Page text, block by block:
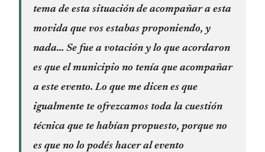
tema de esta situación de acompañar a esta
movida que vos estabas proponiendo, y
nada… Se fue a votación y lo que acordaron
es que el municipio no tenía que acompañar
a este evento. Lo que me dicen es que
igualmente te ofrezcamos toda la cuestión
técnica que te habían propuesto, porque no
es que no lo podés hacer al evento